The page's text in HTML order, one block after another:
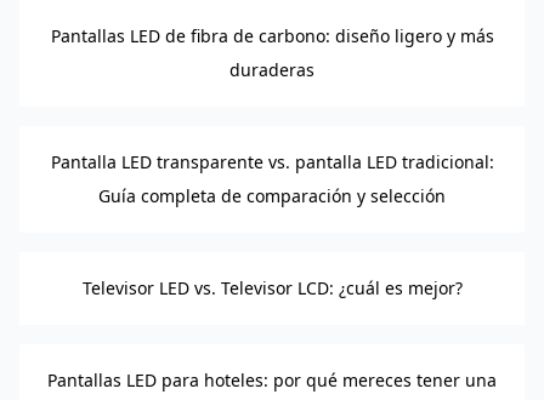
Pantallas LED de fibra de carbono: diseño ligero y más
duraderas
Pantalla LED transparente vs. pantalla LED tradicional:
Guía completa de comparación y selección
Televisor LED vs. Televisor LCD: ¿cuál es mejor?
Pantallas LED para hoteles: por qué mereces tener una